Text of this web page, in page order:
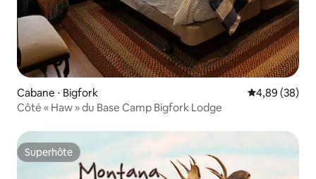
Cabane ⋅ Bigfork Évaluation
4,89 (38)
Côté « Haw » du Base Camp Bigfork Lodge
Superhôte
Superhôte